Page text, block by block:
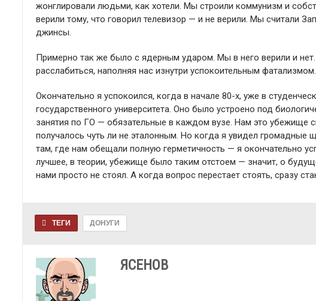
жонглировали людьми, как хотели. Мы строили коммунизм и
верили тому, что говорил телевизор — и не верили. Мы считали
джинсы.
Примерно так же было с ядерным ударом. Мы в него верили и
расслабиться, наполняя нас изнутри успокоительным
Окончательно я успокоился, когда в начале 80-х, уже в
государственного университета. Оно было устроено под
занятия по ГО — обязательные в каждом вузе. Нам это убежище
получалось чуть ли не эталонным. Но когда я увидел
там, где нам обещали полную герметичность — я окончательно
лучшее, в теории, убежище было таким отстоем — значит, о
нами просто не стоял. А когда вопрос перестает стоять, сразу
ТЕГИ ДОНУГИ
ЯСЕНОВ